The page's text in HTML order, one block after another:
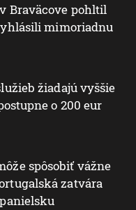
Braväcove pohltil
mimoriadnu
žiadajú vyššie
o 200 eur
spôsobiť vážne
zatvára